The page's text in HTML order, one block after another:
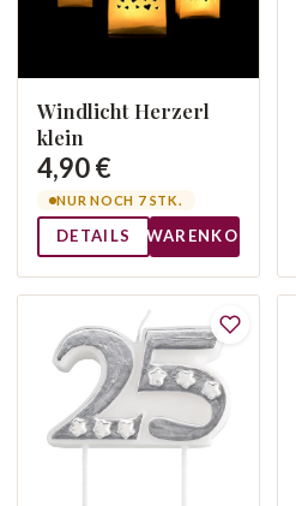
Windlicht Herzerl
klein
4,90 €
NUR NOCH 7 STK.
DETAILS WARENKORB